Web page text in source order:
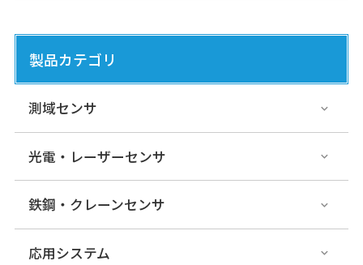
製品カテゴリ
測域センサ
光電・レーザーセンサ
鉄鋼・クレーンセンサ
応用システム